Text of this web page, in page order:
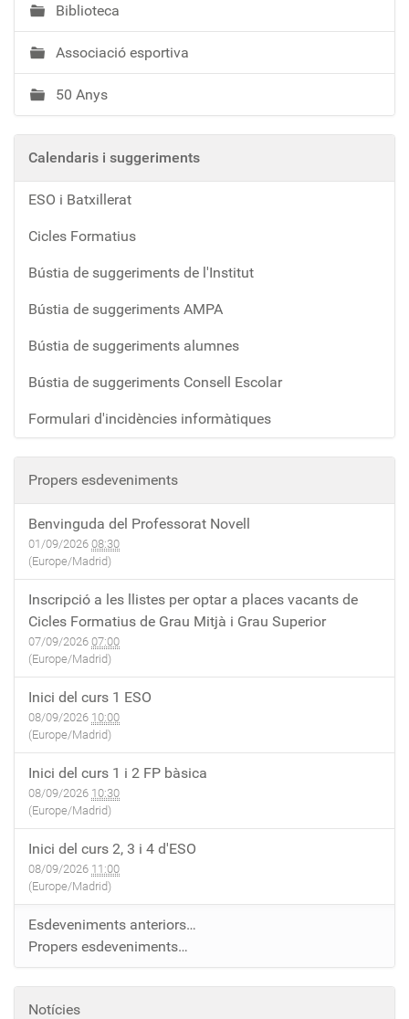
Biblioteca
Associació esportiva
50 Anys
Calendaris i suggeriments
ESO i Batxillerat
Cicles Formatius
Bústia de suggeriments de l'Institut
Bústia de suggeriments AMPA
Bústia de suggeriments alumnes
Bústia de suggeriments Consell Escolar
Formulari d'incidències informàtiques
Propers esdeveniments
Benvinguda del Professorat Novell
01/09/2026 08:30
(Europe/Madrid)
Inscripció a les llistes per optar a places vacants de
Cicles Formatius de Grau Mitjà i Grau Superior
07/09/2026 07:00
(Europe/Madrid)
Inici del curs 1 ESO
08/09/2026 10:00
(Europe/Madrid)
Inici del curs 1 i 2 FP bàsica
08/09/2026 10:30
(Europe/Madrid)
Inici del curs 2, 3 i 4 d'ESO
08/09/2026 11:00
(Europe/Madrid)
Esdeveniments anteriors…
Propers esdeveniments…
Notícies